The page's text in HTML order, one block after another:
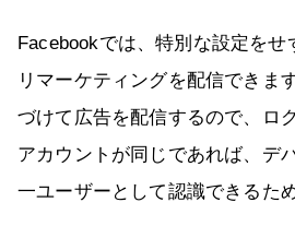
Facebookでは、特別な設定をせ
リマーケティングを配信できま
づけて広告を配信するので、ロ
アカウントが同じであれば、デ
一ユーザーとして認識できるた